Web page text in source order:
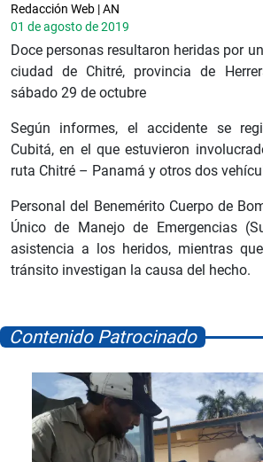
Redacción Web | AN
01 de agosto de 2019
Doce personas resultaron heridas por
ciudad de Chitré, provincia de
sábado 29 de octubre
Según informes, el accidente se
Cubitá, en el que estuvieron
ruta Chitré – Panamá y otros dos
Personal del Benemérito Cuerpo de
Único de Manejo de Emergencias
asistencia a los heridos, mientras
tránsito investigan la causa del hecho.
Contenido Patrocinado